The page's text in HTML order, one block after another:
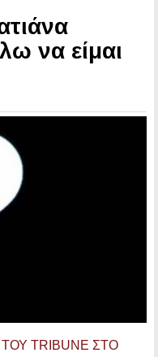
να είμαι
TRIBUNE ΣΤΟ